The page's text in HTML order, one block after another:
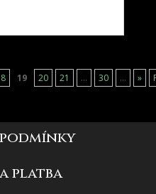
19 20 21 ... 30 ... »
platba